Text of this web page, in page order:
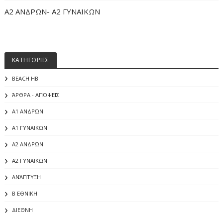
Α2 ΑΝΔΡΩΝ- Α2 ΓΥΝΑΙΚΩΝ
ΚΑΤΗΓΟΡΙΕΣ
BEACH HB
ΆΡΘΡΑ - ΑΠΌΨΕΙΣ
Α1 ΑΝΔΡΏΝ
Α1 ΓΥΝΑΙΚΏΝ
Α2 ΑΝΔΡΏΝ
Α2 ΓΥΝΑΙΚΩΝ
ΑΝΆΠΤΥΞΗ
Β ΕΘΝΙΚΗ
ΔΙΕΘΝΗ